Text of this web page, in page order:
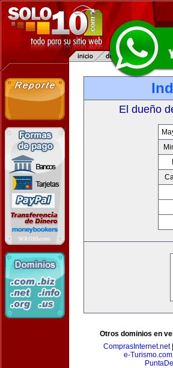
El dueño
Otros dominios en
ComprasInternet.net|
e-Turismo.com|